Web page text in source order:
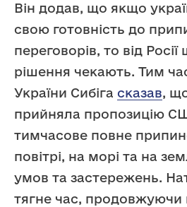
Він додав, що якщо
свою готовність до
переговорів, то від
рішення чекають. Тим
України Сибіга сказав,
прийняла пропозицію
тимчасове повне
повітрі, на морі та на
умов та застережень.
тягне час,